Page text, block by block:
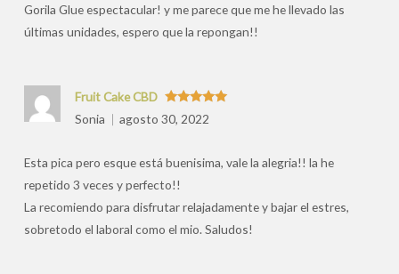
Gorila Glue espectacular! y me parece que me he llevado las
últimas unidades, espero que la repongan!!
Valorado
con5de 5
Fruit Cake CBD
Sonia
agosto 30, 2022
Esta pica pero esque está buenisima, vale la alegria!! la he
repetido 3 veces y perfecto!!
La recomiendo para disfrutar relajadamente y bajar el estres,
sobretodo el laboral como el mio. Saludos!